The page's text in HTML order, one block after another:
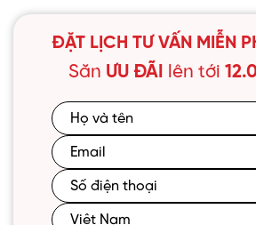
Cơ sở Bắc Ninh
Địa chỉ: Tòa Châu Coffee, xã Tiên
Cơ sở Hòa Lạc, TP Hà Nội
Địa chỉ: Tầng 3 toà Hòa Lạc
Hà Nội
ĐẶT LỊCH TƯ VẤN MIỄN
Săn ƯU ĐÃI lên tới